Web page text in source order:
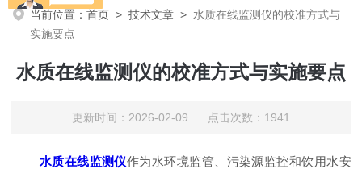
当前位置：首页 >技术文章 > 水质在线监测仪的校准方式与
实施要点
水质在线监测仪的校准方式与实施要点
更新时间：2026-02-09 点击次数：1941
水质在线监测仪作为水环境监管、污染源监控和饮用水安